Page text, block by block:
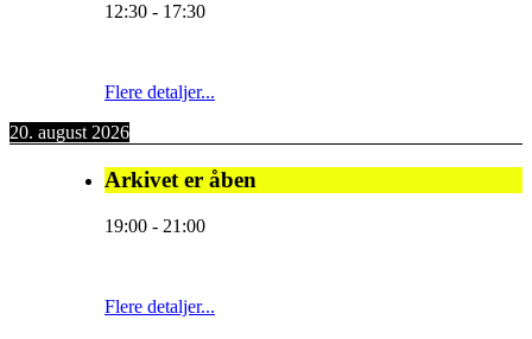
12:30 - 17:30
Flere detaljer...
20. august 2026
Arkivet er åben
19:00 - 21:00
Flere detaljer...